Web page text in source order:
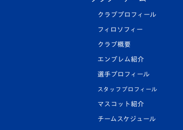
クラブプロフィール
フィロソフィー
クラブ概要
エンブレム紹介
選手プロフィール
スタッフプロフィール
マスコット紹介
チームスケジュール